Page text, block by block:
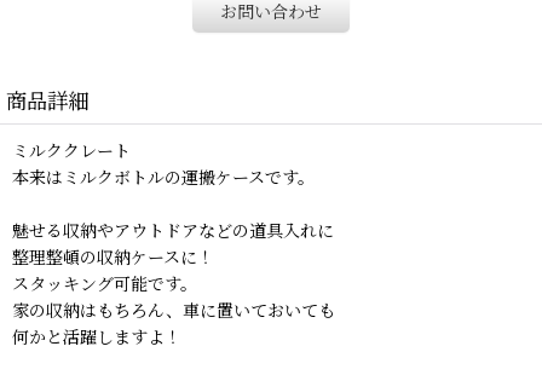
お問い合わせ
商品詳細
ミルククレート
本来はミルクボトルの運搬ケースです。
魅せる収納やアウトドアなどの道具入れに
整理整頓の収納ケースに！
スタッキング可能です。
家の収納はもちろん、車に置いておいても
何かと活躍しますよ！